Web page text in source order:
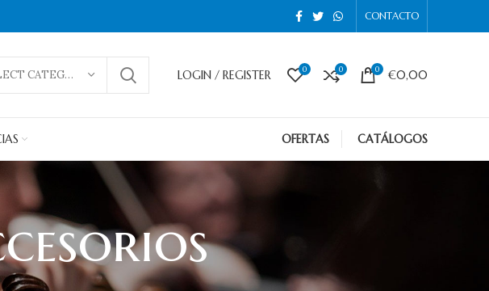
CONTACTO
SELECT CATEGORY LOGIN / REGISTER 0 0 0 €0,00
OFERTAS CATÁLOGOS